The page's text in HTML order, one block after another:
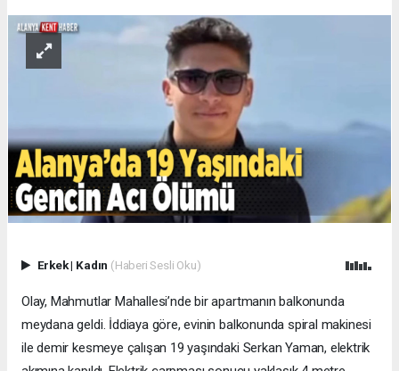
Erkek| Kadın (Haberi Sesli Oku)
Olay, Mahmutlar Mahallesi’nde bir apartmanın balkonunda
meydana geldi. İddiaya göre, evinin balkonunda spiral makinesi
ile demir kesmeye çalışan 19 yaşındaki Serkan Yaman, elektrik